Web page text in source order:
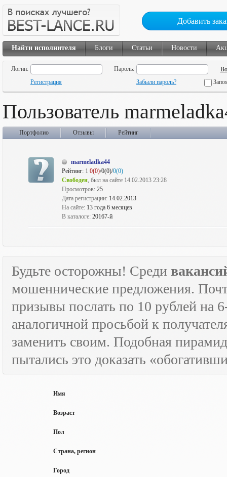
Добавить
Найти исполнителя Блоги Статьи Новости
Логин:
Пароль:
Регистрация
Забыли пароль?
Пользователь
Портфолио Отзывы Рейтинг
marmeladka44
Рейтинг: 1 0(0)/0(0)/0(0)
Свободен, был на сайте 14.02.2013 23:28
Просмотров: 25
Дата регистрации: 14.02.2013
На сайте: 13 года 6 месяцев
В каталоге: 20167-й
Будьте осторожны! Среди
мошеннические предложения.
призывы послать по 10 рублей на
аналогичной просьбой к
заменить своим. Подобная
пытались это доказать
Имя
Возраст
Пол
Страна, регион
Город